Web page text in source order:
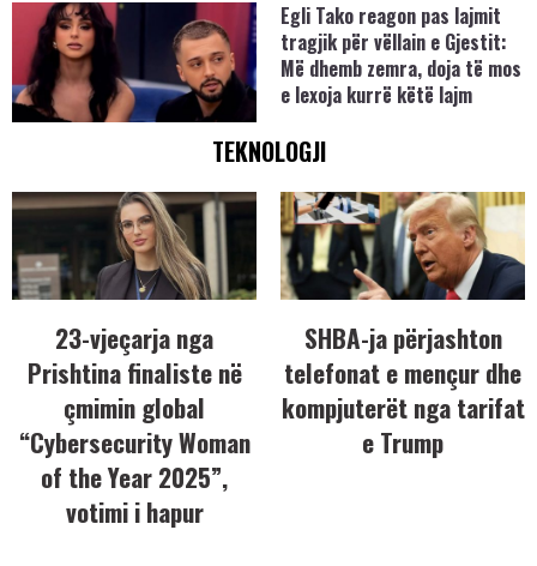
Egli Tako reagon pas lajmit
tragjik për vëllain e Gjestit:
Më dhemb zemra, doja të mos
e lexoja kurrë këtë lajm
TEKNOLOGJI
23-vjeçarja nga
Prishtina finaliste në
çmimin global
“Cybersecurity Woman
of the Year 2025”,
votimi i hapur
SHBA-ja përjashton
telefonat e mençur dhe
kompjuterët nga tarifat
e Trump